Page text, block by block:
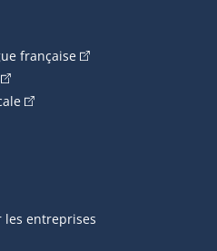
française(Cet hyperlien
hyperlien externe s'ouvrira
(Cet hyperlien externe
externe s'ouvrira dans une
les entreprises